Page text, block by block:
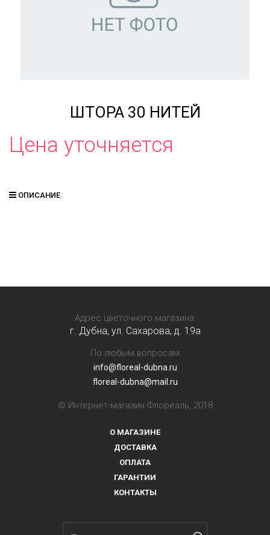
ШТОРА 30 НИТЕЙ
Цена уточняется
ОПИСАНИЕ
Адрес цветочного магазина:
г. Дубна, ул. Сахарова, д. 19a
По любым вопросам
info@floreal-dubna.ru
floreal-dubna@mail.ru
© Интернет-магазин Флореаль, 2018
О МАГАЗИНЕ
ДОСТАВКА
ОПЛАТА
ГАРАНТИИ
КОНТАКТЫ